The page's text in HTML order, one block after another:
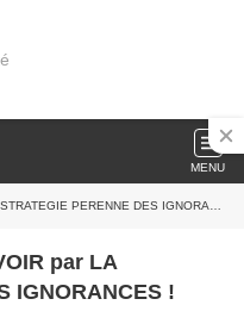
MENU
PERENNE DES IGNORANCES !
par LA
IGNORANCES !